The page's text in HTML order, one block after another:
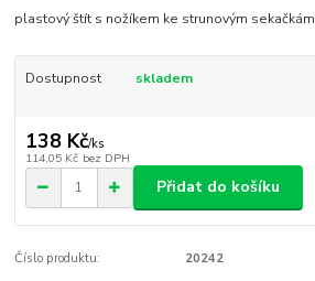
plastový štít s nožíkem ke strunovým sekačkám
Dostupnost skladem
138 Kč/ks
114,05 Kč bez DPH
Přidat do košíku
Číslo produktu: 20242